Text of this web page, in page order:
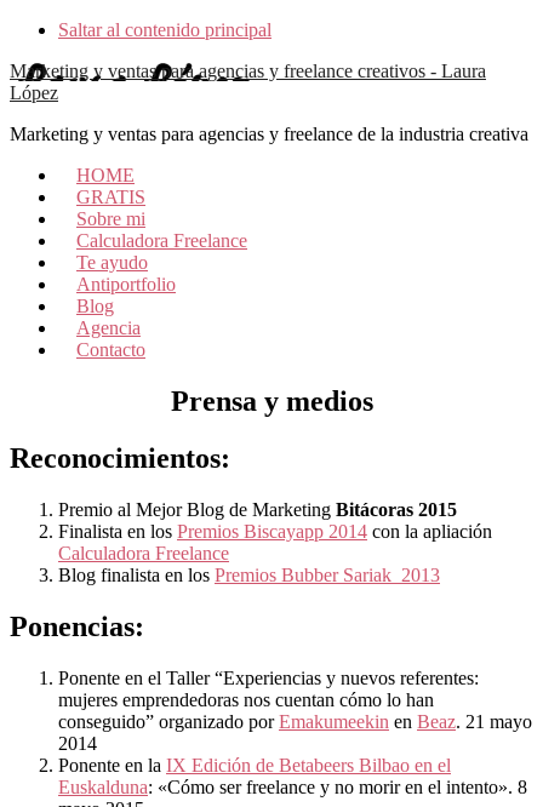
Saltar al contenido principal
Marketing y ventas para agencias y freelance creativos - Laura
López
Marketing y ventas para agencias y freelance de la industria creativa
HOME
GRATIS
Sobre mi
Calculadora Freelance
Te ayudo
Antiportfolio
Blog
Agencia
Contacto
Prensa y medios
Reconocimientos:
Premio al Mejor Blog de Marketing Bitácoras 2015
Finalista en los Premios Biscayapp 2014 con la apliación
Calculadora Freelance
Blog finalista en los Premios Bubber Sariak 2013
Ponencias:
Ponente en el Taller “Experiencias y nuevos referentes:
mujeres emprendedoras nos cuentan cómo lo han
conseguido” organizado porEmakumeekin en Beaz. 21 mayo
2014
Ponente en la IX Edición de Betabeers Bilbao en el
Euskalduna: «Cómo ser freelance y no morir en el intento». 8